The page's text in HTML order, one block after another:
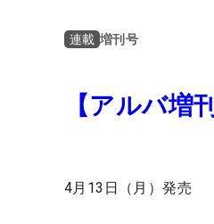
連載 増刊号
【アルバ増
4月13日（月）発売